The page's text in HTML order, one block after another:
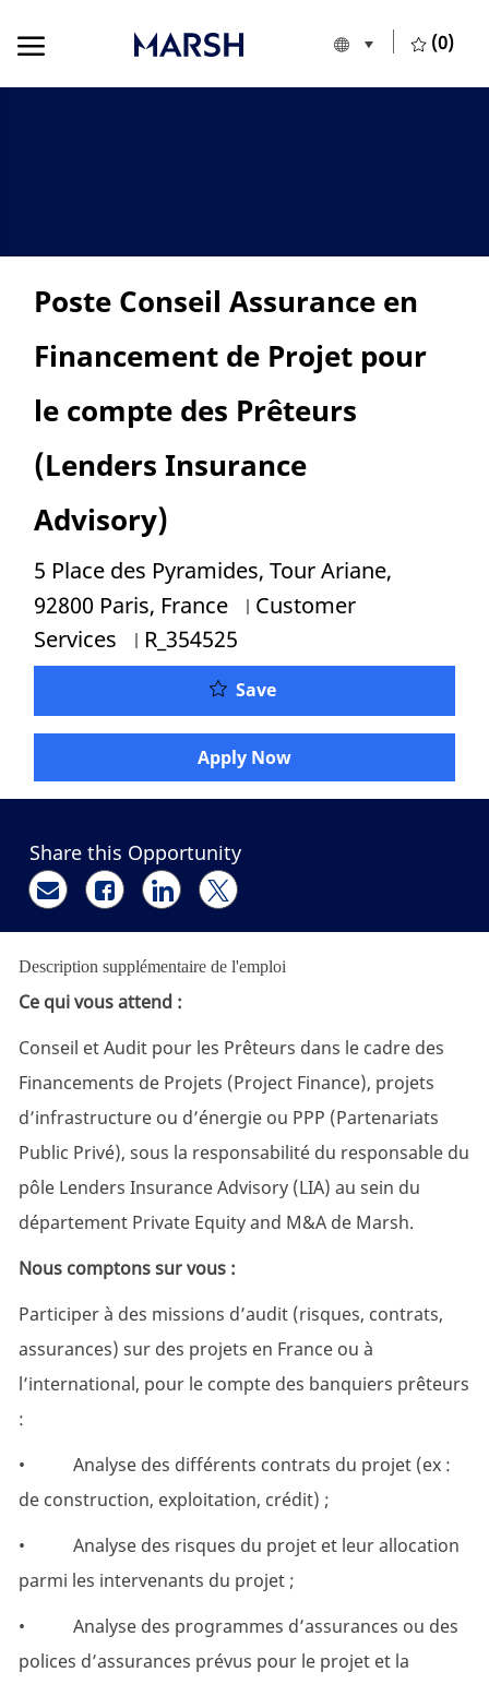
Language
English (0)
Poste Conseil Assurance en
Financement de Projet pour
le compte des Prêteurs
(Lenders Insurance
Advisory)
Location
5 Place des Pyramides, Tour Ariane,
92800 Paris, France
Category
Customer
Services
Job Id
R_354525
SavePoste Conseil
Apply Now
Share this Opportunity
Share via email
Share via Facebook
Share via LinkedIn
Share via twitter
Description supplémentaire de l'emploi
Ce qui vous attend :
Conseil et Audit pour les Prêteurs dans le cadre des
Financements de Projets (Project Finance), projets
d’infrastructure ou d’énergie ou PPP (Partenariats
Public Privé), sous la responsabilité du responsable du
pôle Lenders Insurance Advisory (LIA) au sein du
département Private Equity and M&A de Marsh.
Nous comptons sur vous :
Participer à des missions d’audit (risques, contrats,
assurances) sur des projets en France ou à
l’international, pour le compte des banquiers prêteurs
:
• Analyse des différents contrats du projet (ex :
de construction, exploitation, crédit) ;
• Analyse des risques du projet et leur allocation
parmi les intervenants du projet ;
• Analyse des programmes d’assurances ou des
polices d’assurances prévus pour le projet et la